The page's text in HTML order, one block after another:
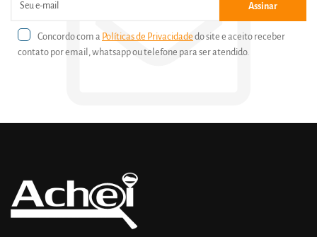
Assinar
Concordo com a Políticas de Privacidade do site e aceito receber
contato por email, whatsapp ou telefone para ser atendido.